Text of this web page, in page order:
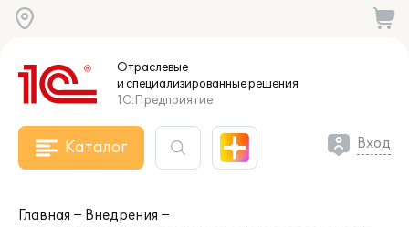
Отраслевые
и специализированныерешения
1С:Предприятие
Каталог Вход
Главная
Внедрения